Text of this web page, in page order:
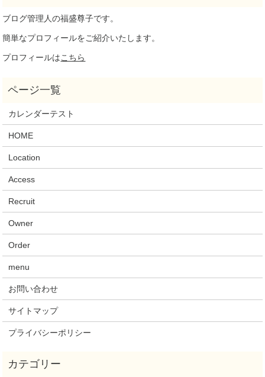
ブログ管理人の福盛尊子です。
簡単なプロフィールをご紹介いたします。
プロフィールはこちら
カレンダーテスト
HOME
Location
Access
Recruit
Owner
Order
menu
お問い合わせ
サイトマップ
プライバシーポリシー